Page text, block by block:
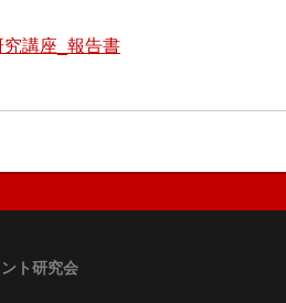
講座_報告書
ト研究会